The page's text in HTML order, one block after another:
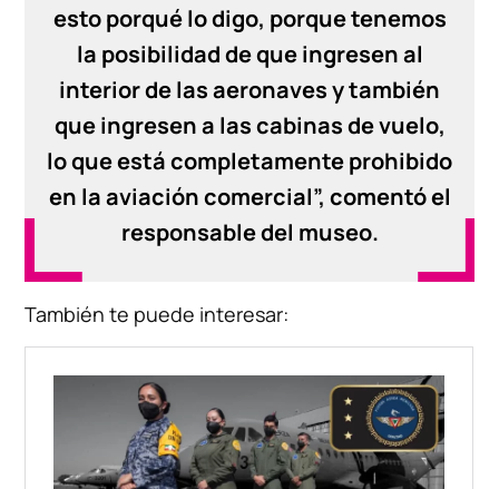
esto porqué lo digo, porque tenemos
la posibilidad de que ingresen al
interior de las aeronaves y también
que ingresen a las cabinas de vuelo,
lo que está completamente prohibido
en la aviación comercial”, comentó el
responsable del museo.
También te puede interesar: